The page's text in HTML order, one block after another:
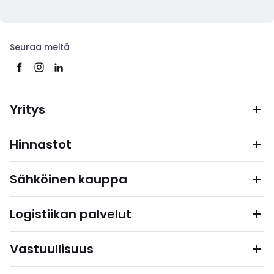
Seuraa meitä
Yritys
Hinnastot
Sähköinen kauppa
Logistiikan palvelut
Vastuullisuus